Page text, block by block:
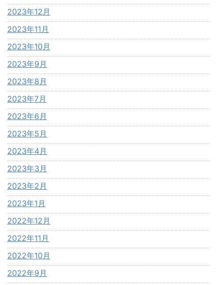
2023年12月
2023年11月
2023年10月
2023年9月
2023年8月
2023年7月
2023年6月
2023年5月
2023年4月
2023年3月
2023年2月
2023年1月
2022年12月
2022年11月
2022年10月
2022年9月